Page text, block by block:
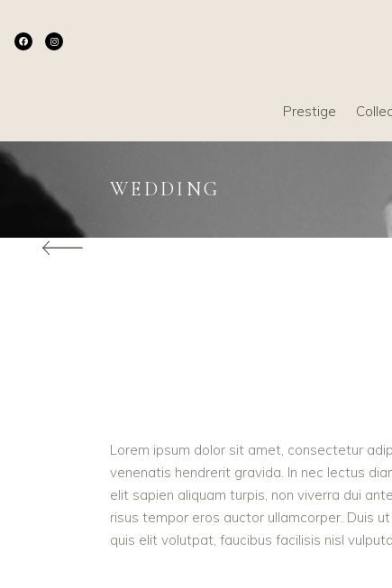
Prestige
WEDDING
Lorem ipsum dolor sit amet, consectetur
venenatis hendrerit gravida. In nec lectus
elit sapien aliquam turpis, non viverra dui
risus tempor eros auctor ullamcorper. Duis
quis elit volutpat, faucibus facilisis nisl